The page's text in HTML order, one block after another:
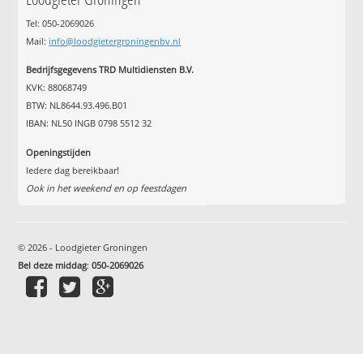
Tel: 050-2069026
Mail: info@loodgietergroningenbv.nl
Bedrijfsgegevens TRD Multidiensten B.V.
KVK: 88068749
BTW: NL8644.93.496.B01
IBAN: NL50 INGB 0798 5512 32
Openingstijden
Iedere dag bereikbaar!
Ook in het weekend en op feestdagen
© 2026 - Loodgieter Groningen
Bel deze middag:050-2069026